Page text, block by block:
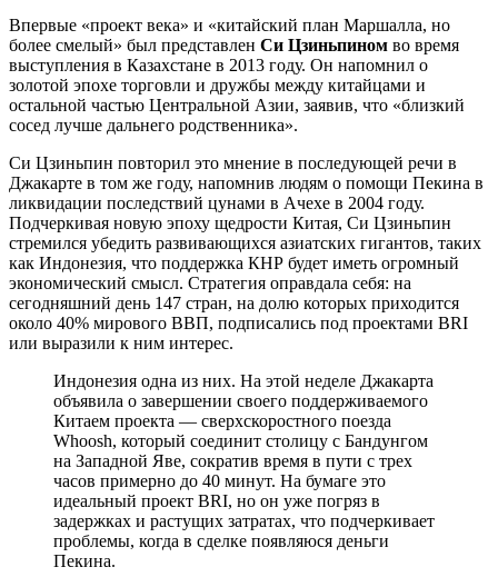
Впервые «проект века» и «китайский план Маршалла, но
более смелый» был представлен Си Цзиньпином во время
выступления в Казахстане в 2013 году. Он напомнил о
золотой эпохе торговли и дружбы между китайцами и
остальной частью Центральной Азии, заявив, что «близкий
сосед лучше дальнего родственника».
Си Цзиньпин повторил это мнение в последующей речи в
Джакарте в том же году, напомнив людям о помощи Пекина в
ликвидации последствий цунами в Ачехе в 2004 году.
Подчеркивая новую эпоху щедрости Китая, Си Цзиньпин
стремился убедить развивающихся азиатских гигантов, таких
как Индонезия, что поддержка КНР будет иметь огромный
экономический смысл. Стратегия оправдала себя: на
сегодняшний день 147 стран, на долю которых приходится
около 40% мирового ВВП, подписались под проектами BRI
или выразили к ним интерес.
Индонезия одна из них. На этой неделе Джакарта
объявила о завершении своего поддерживаемого
Китаем проекта — сверхскоростного поезда
Whoosh, который соединит столицу с Бандунгом
на Западной Яве, сократив время в пути с трех
часов примерно до 40 минут. На бумаге это
идеальный проект BRI, но он уже погряз в
задержках и растущих затратах, что подчеркивает
проблемы, когда в сделке появляюся деньги
Пекина.